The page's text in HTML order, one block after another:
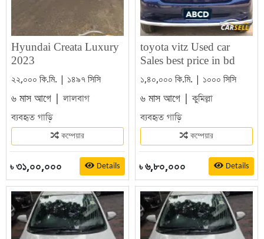
Hyundai Creata Luxury
2023
২২,০০০ কি.মি. | ১৪৯৭ সিসি
৬ মাস আগে |লালবাগ
ব্যবহৃত গাড়ি
কম্পেয়ার
৳ ৩১,০০,০০০ Details
toyota vitz Used car
Sales best price in bd
১,৪০,০০০ কি.মি. | ১০০০ সিসি
৬ মাস আগে |কুমিল্লা
ব্যবহৃত গাড়ি
কম্পেয়ার
৳ ৬,৮০,০০০ Details